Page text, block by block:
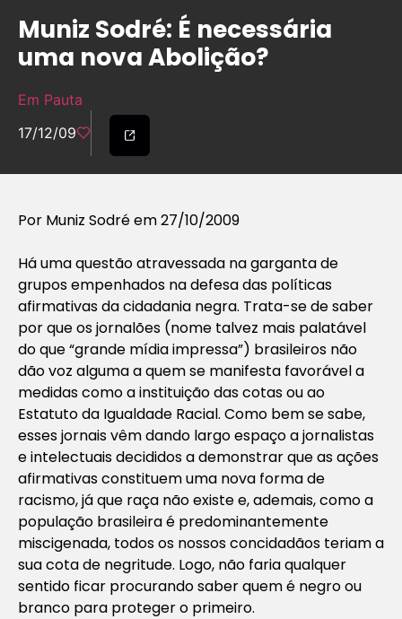
Muniz Sodré: É necessária
uma nova Abolição?
Em Pauta
17/12/09
Por Muniz Sodré em 27/10/2009
Há uma questão atravessada na garganta de
grupos empenhados na defesa das políticas
afirmativas da cidadania negra. Trata-se de saber
por que osjornalões (nome talvez mais palatável
do que “grande mídia impressa”) brasileiros não
dão voz alguma a quem se manifesta favorável a
medidas como a instituição das cotas ou ao
Estatuto da Igualdade Racial. Como bem se sabe,
esses jornais vêm dando largo espaço a jornalistas
e intelectuais decididos a demonstrar que as ações
afirmativas constituem uma nova forma de
racismo, já que raça não existe e, ademais, como a
população brasileira é predominantemente
miscigenada, todos os nossos concidadãos teriam a
sua cota de negritude. Logo, não faria qualquer
sentido ficar procurando saber quem é negro ou
branco para proteger o primeiro.